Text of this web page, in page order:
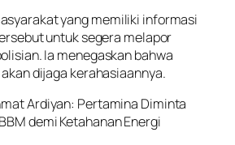
yang memiliki informasi
untuk segera melapor
Ia menegaskan bahwa
dijaga kerahasiaannya.
Ardiyan: Pertamina Diminta
demi Ketahanan Energi